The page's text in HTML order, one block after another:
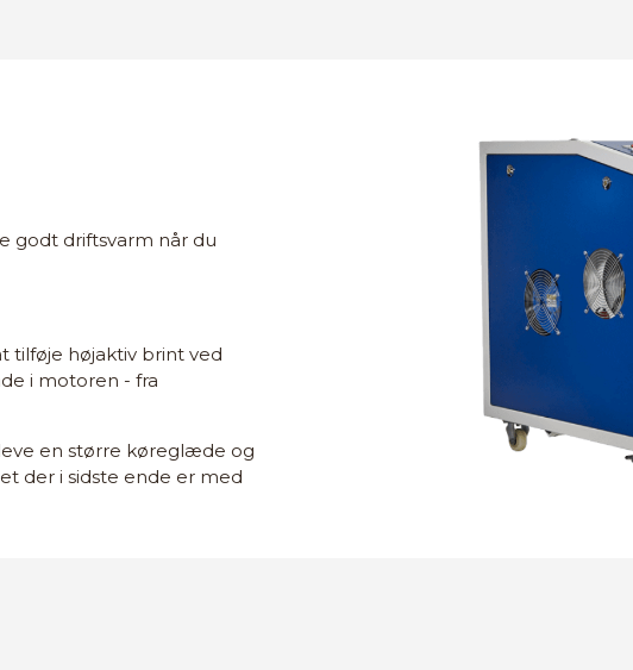
godt driftsvarm når du
tilføje højaktiv brint ved
i motoren - fra
en større køreglæde og
der i sidste ende er med